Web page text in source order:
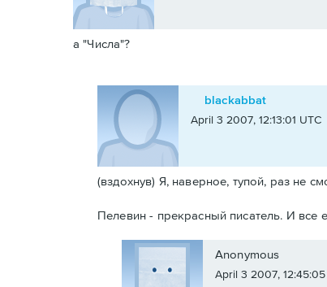
а "Числа"?
blackabbat
April 3 2007, 12:13:01 UTC
(вздохнув) Я, наверное, тупой, раз не
Пелевин - прекрасный писатель. И все
Anonymous
April 3 2007, 12:45:05